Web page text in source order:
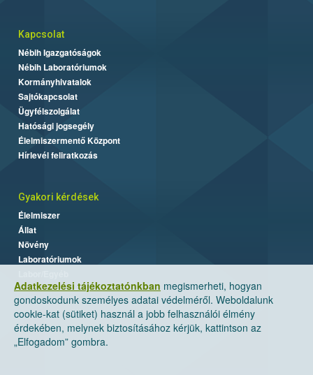
Adatkezelési tájékoztatónkban megismerheti, hogyan
gondoskodunk személyes adatai védelméről. Weboldalunk
cookie-kat (sütiket) használ a jobb felhasználói élmény
érdekében, melynek biztosításához kérjük, kattintson az
„Elfogadom” gombra.
Kapcsolat
Nébih Igazgatóságok
Nébih Laboratóriumok
Kormányhivatalok
Sajtókapcsolat
Ügyfélszolgálat
Hatósági jogsegély
Élelmiszermentő Központ
Hírlevél feliratkozás
Gyakori kérdések
Élelmiszer
Állat
Növény
Laboratóriumok